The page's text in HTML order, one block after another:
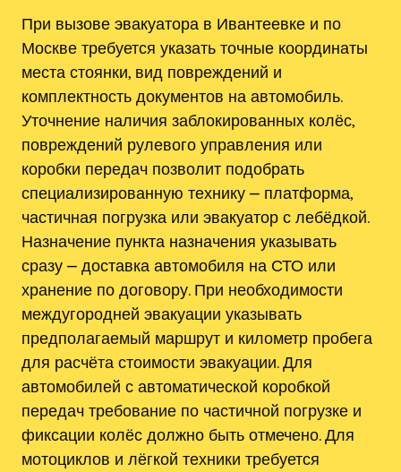
При вызове эвакуатора в Ивантеевке и по
Москве требуется указать точные координаты
места стоянки, вид повреждений и
комплектность документов на автомобиль.
Уточнение наличия заблокированных колёс,
повреждений рулевого управления или
коробки передач позволит подобрать
специализированную технику ⎼ платформа,
частичная погрузка или эвакуатор с лебёдкой.
Назначение пункта назначения указывать
сразу ⎼ доставка автомобиля на СТО или
хранение по договору. При необходимости
междугородней эвакуации указывать
предполагаемый маршрут и километр пробега
для расчёта стоимости эвакуации. Для
автомобилей с автоматической коробкой
передач требование по частичной погрузке и
фиксации колёс должно быть отмечено. Для
мотоциклов и лёгкой техники требуется